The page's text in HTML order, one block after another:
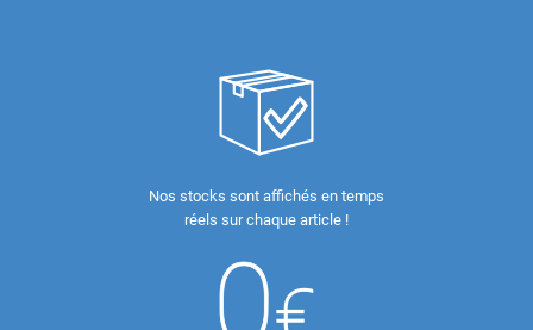
Nos stocks sont affichés en temps
réels sur chaque article !